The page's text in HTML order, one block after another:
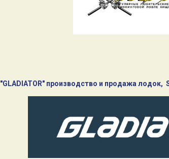
"GLADIATOR" производство и продажа